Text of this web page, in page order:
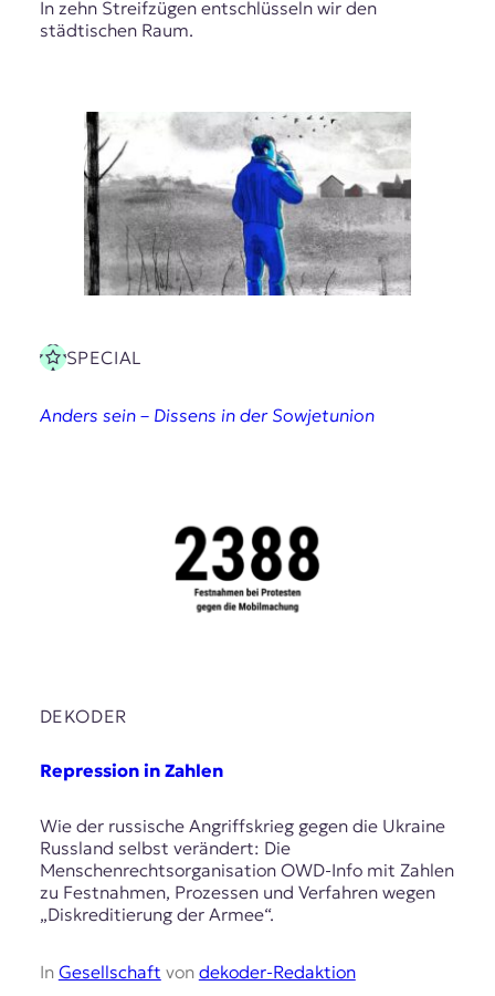
In zehn Streifzügen entschlüsseln wir den
städtischen Raum.
SPECIAL
Anders sein – Dissens in der Sowjetunion
DEKODER
Repression in Zahlen
Wie der russische Angriffskrieg gegen die Ukraine
Russland selbst verändert: Die
Menschenrechtsorganisation OWD-Info mit Zahlen
zu Festnahmen, Prozessen und Verfahren wegen
„Diskreditierung der Armee“.
In Gesellschaft von dekoder-Redaktion